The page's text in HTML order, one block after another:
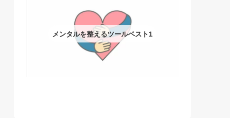
メンタルを整えるツールベスト1